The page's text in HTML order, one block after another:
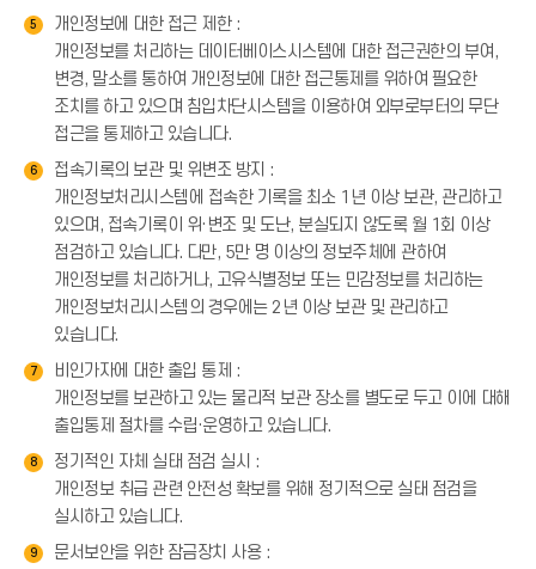
5
개인정보에 대한 접근 제한 :
개인정보를 처리하는 데이터베이스시스템에 대한 접근권한의 부여,
변경, 말소를 통하여 개인정보에 대한 접근통제를 위하여 필요한
조치를 하고 있으며 침입차단시스템을 이용하여 외부로부터의 무단
접근을 통제하고 있습니다.
6
접속기록의 보관 및 위변조 방지 :
개인정보처리시스템에 접속한 기록을 최소 1년 이상 보관, 관리하고
있으며, 접속기록이 위·변조 및 도난, 분실되지 않도록 월 1회 이상
점검하고 있습니다. 다만, 5만 명 이상의 정보주체에 관하여
개인정보를 처리하거나, 고유식별정보 또는 민감정보를 처리하는
개인정보처리시스템의 경우에는 2년 이상 보관 및 관리하고
있습니다.
7
비인가자에 대한 출입 통제 :
개인정보를 보관하고 있는 물리적 보관 장소를 별도로 두고 이에 대해
출입통제 절차를 수립·운영하고 있습니다.
8
정기적인 자체 실태 점검 실시 :
개인정보 취급 관련 안전성 확보를 위해 정기적으로 실태 점검을
실시하고 있습니다.
9
문서보안을 위한 잠금장치 사용 :